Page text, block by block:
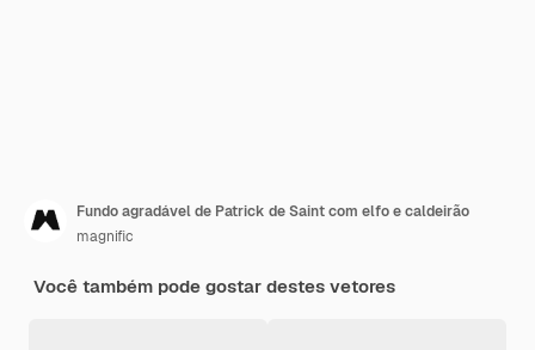
Fundo agradável de Patrick de Saint com elfo e caldeirão
magnific
Você também pode gostar destes vetores